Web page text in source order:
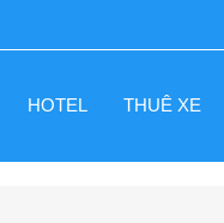
HOTEL THUÊ XE